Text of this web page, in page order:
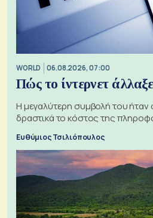
WORLD 06.08.2026, 07:00
Πώς το ίντερνετ
Η μεγαλύτερη συμβολή του ήταν
δραστικά το κόστος της
Ευθύμιος Τσιλιόπουλος